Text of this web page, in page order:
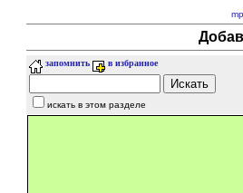
запомнить в избранное
искать в этом разделе